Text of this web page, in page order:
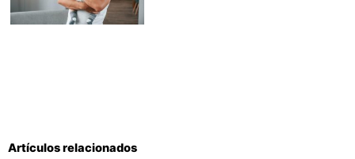
Artículos relacionados